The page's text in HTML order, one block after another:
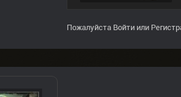
Пожалуйста Войти или